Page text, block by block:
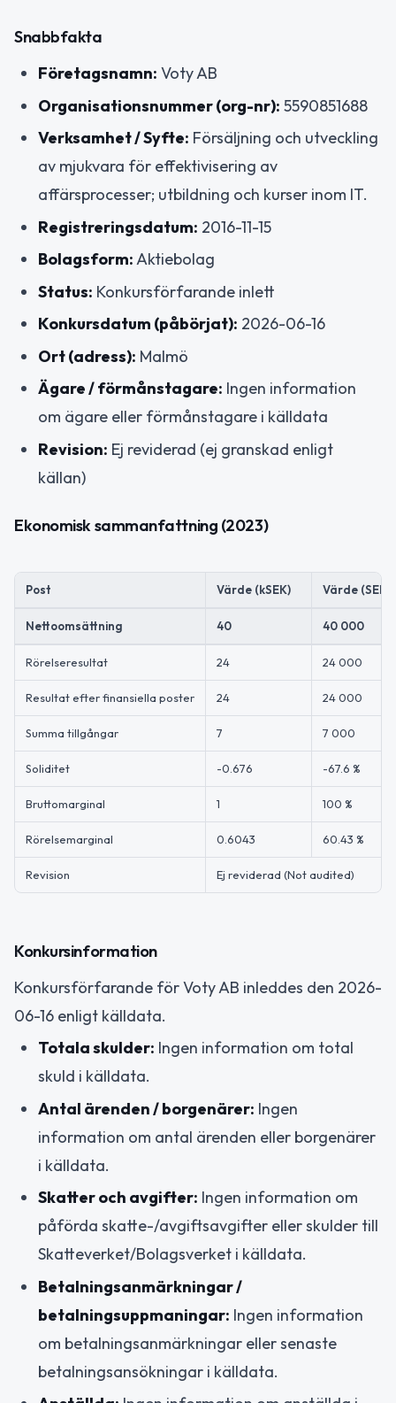
Snabbfakta
Företagsnamn: Voty AB
Organisationsnummer (org-nr): 5590851688
Verksamhet / Syfte: Försäljning och utveckling
av mjukvara för effektivisering av
affärsprocesser; utbildning och kurser inom IT.
Registreringsdatum: 2016-11-15
Bolagsform:Aktiebolag
Status: Konkursförfarande inlett
Konkursdatum (påbörjat): 2026-06-16
Ort (adress): Malmö
Ägare / förmånstagare: Ingen information
om ägare eller förmånstagare i källdata
Revision: Ej reviderad (ej granskad enligt
källan)
Ekonomisk sammanfattning (2023)
Post Värde (kSEK) Värde (SEK)
Nettoomsättning 40 40 000
Rörelseresultat 24 24 000
Resultat efter finansiella poster 24 24 000
Summa tillgångar 7 7 000
Soliditet -0.676 -67.6 %
Bruttomarginal 1 100 %
Rörelsemarginal 0.6043 60.43 %
Revision Ej reviderad (Not audited)
Konkursinformation
Konkursförfarande för Voty AB inleddes den 2026-
06-16 enligt källdata.
Totala skulder: Ingen information om total
skuld i källdata.
Antal ärenden / borgenärer: Ingen
information om antal ärenden eller borgenärer
i källdata.
Skatter och avgifter: Ingen information om
påförda skatte-/avgiftsavgifter eller skulder till
Skatteverket/Bolagsverket i källdata.
Betalningsanmärkningar /
betalningsuppmaningar: Ingen information
om betalningsanmärkningar eller senaste
betalningsansökningar i källdata.